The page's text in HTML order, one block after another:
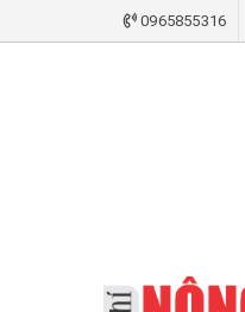
0965855316